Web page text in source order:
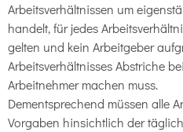
Arbeitsverhältnissen um
handelt, für jedes
gelten und kein Arbeitgeber
Arbeitsverhältnisses Abstriche
Arbeitnehmer machen muss.
Dementsprechend müssen alle
Vorgaben hinsichtlich der